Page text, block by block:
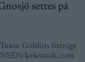
settes på
Göhlins forrige
kekstock.com